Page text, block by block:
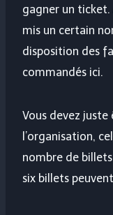
gagner un ticket.
mis un certain
disposition des
commandés ici.
Vous devez juste
l’organisation,
nombre de
six billets